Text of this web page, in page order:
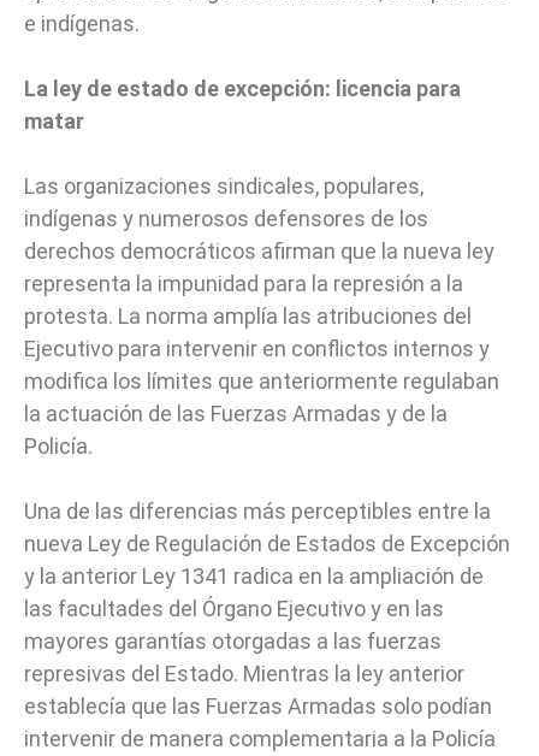
e indígenas.
La ley de estado de excepción: licencia para
matar
Las organizaciones sindicales, populares,
indígenas y numerosos defensores de los
derechos democráticos afirman que la nueva ley
representa la impunidad para la represión a la
protesta. La norma amplía las atribuciones del
Ejecutivo para intervenir en conflictos internos y
modifica los límites que anteriormente regulaban
la actuación de las Fuerzas Armadas y de la
Policía.
Una de las diferencias más perceptibles entre la
nueva Ley de Regulación de Estados de Excepción
y la anterior Ley 1341 radica en la ampliación de
las facultades del Órgano Ejecutivo y en las
mayores garantías otorgadas a las fuerzas
represivas del Estado. Mientras la ley anterior
establecía que las Fuerzas Armadas solo podían
intervenir de manera complementaria a la Policía